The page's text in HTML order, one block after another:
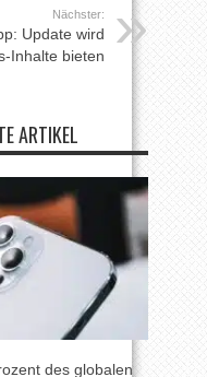
Nächster:
Update wird
Inhalte bieten
ARTIKEL
des globalen